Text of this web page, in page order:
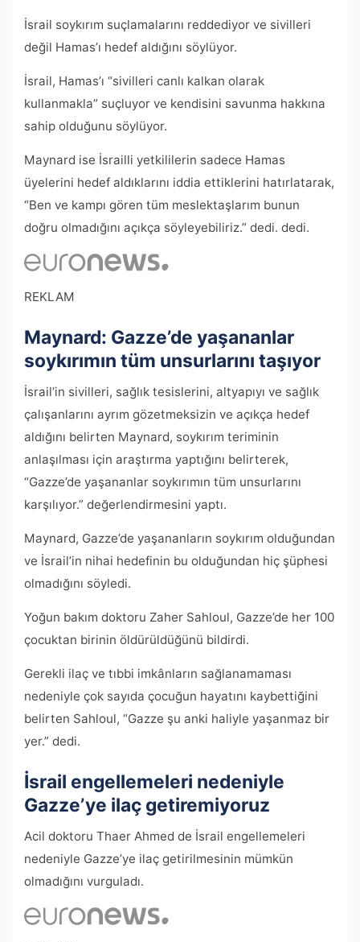
İsrail soykırım suçlamalarını reddediyor ve sivilleri
değil Hamas’ı hedef aldığını söylüyor.
İsrail, Hamas’ı “sivilleri canlı kalkan olarak
kullanmakla” suçluyor ve kendisini savunma hakkına
sahip olduğunu söylüyor.
Maynard ise İsrailli yetkililerin sadece Hamas
üyelerini hedef aldıklarını iddia ettiklerini hatırlatarak,
“Ben ve kampı gören tüm meslektaşlarım bunun
doğru olmadığını açıkça söyleyebiliriz.” dedi. dedi.
REKLAM
Maynard: Gazze’de yaşananlar
soykırımın tüm unsurlarını taşıyor
İsrail’in sivilleri, sağlık tesislerini, altyapıyı ve sağlık
çalışanlarını ayrım gözetmeksizin ve açıkça hedef
aldığını belirten Maynard, soykırım teriminin
anlaşılması için araştırma yaptığını belirterek,
“Gazze’de yaşananlar soykırımın tüm unsurlarını
karşılıyor.” değerlendirmesini yaptı.
Maynard, Gazze’de yaşananların soykırım olduğundan
ve İsrail’in nihai hedefinin bu olduğundan hiç şüphesi
olmadığını söyledi.
Yoğun bakım doktoru Zaher Sahloul, Gazze’de her 100
çocuktan birinin öldürüldüğünü bildirdi.
Gerekli ilaç ve tıbbi imkânların sağlanamaması
nedeniyle çok sayıda çocuğun hayatını kaybettiğini
belirten Sahloul, “Gazze şu anki haliyle yaşanmaz bir
yer.” dedi.
İsrail engellemeleri nedeniyle
Gazze’ye ilaç getiremiyoruz
Acil doktoru Thaer Ahmed de İsrail engellemeleri
nedeniyle Gazze’ye ilaç getirilmesinin mümkün
olmadığını vurguladı.